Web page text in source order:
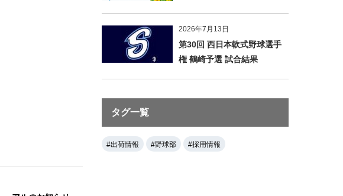
2026年7月13日
第30回 西日本軟式野球選手
権 鶴崎予選 試合結果
タグ一覧
#出荷情報 #野球部 #採用情報